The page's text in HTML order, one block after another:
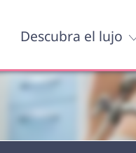
Descubra el lujo